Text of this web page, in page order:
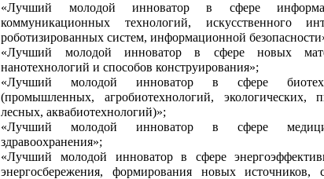
«Лучший молодой инноватор в сфере
коммуникационных технологий, искусственного
роботизированных систем, информационной
«Лучший молодой инноватор в сфере новых
нанотехнологий и способов конструирования»;
«Лучший молодой инноватор в сфере
(промышленных, агробиотехнологий, экологических,
лесных, аквабиотехнологий)»;
«Лучший молодой инноватор в сфере
здравоохранения»;
«Лучший молодой инноватор в сфере
энергосбережения, формирования новых источников,